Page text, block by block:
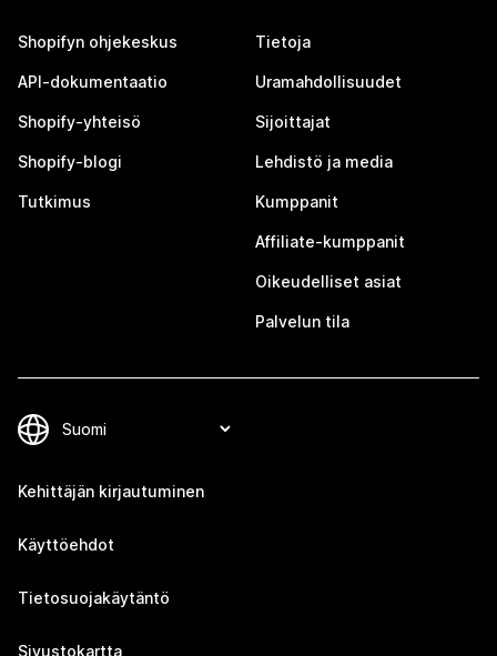
Shopifyn ohjekeskus
API-dokumentaatio
Shopify-yhteisö
Shopify-blogi
Tutkimus
Tietoja
Uramahdollisuudet
Sijoittajat
Lehdistö ja media
Kumppanit
Affiliate-kumppanit
Oikeudelliset asiat
Palvelun tila
Kehittäjän kirjautuminen
Käyttöehdot
Tietosuojakäytäntö
Sivustokartta